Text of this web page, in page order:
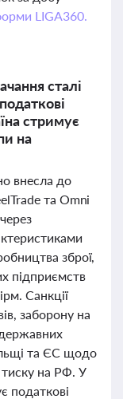
LIGA360.
сталі
стримує
на
внесла до
та Omni
зброї,
підприємств
Санкції
заборону на
та ЄС щодо
тиску на РФ. У
податкові